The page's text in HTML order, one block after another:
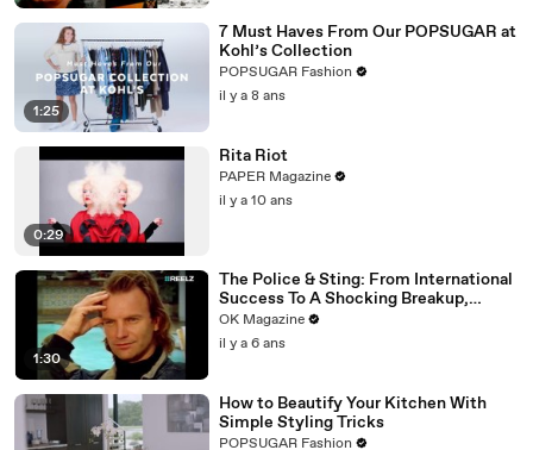
1:25
7 Must Haves From Our POPSUGAR at
Kohl’s Collection
POPSUGAR Fashion
il y a 8 ans
0:29
Rita Riot
PAPER Magazine
il y a 10 ans
1:30
The Police & Sting: From International
Success To A Shocking Breakup,
REELZ Doc Digs Deep: Watch
OK Magazine
il y a 6 ans
How to Beautify Your Kitchen With
Simple Styling Tricks
POPSUGAR Fashion